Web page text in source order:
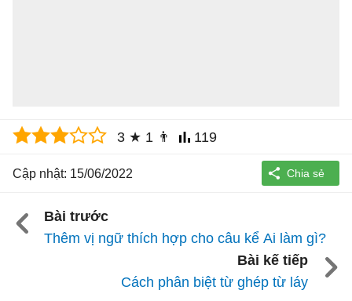
3 ★ 1 👨 119
Cập nhật: 15/06/2022
Bài trước
Thêm vị ngữ thích hợp cho câu kể Ai làm gì?
Bài kế tiếp
Cách phân biệt từ ghép từ láy